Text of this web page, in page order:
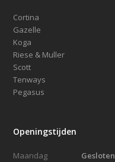
Cortina
Gazelle
Koga
Riese & Muller
Scott
Tenways
Pegasus
Openingstijden
Maandag Gesloten